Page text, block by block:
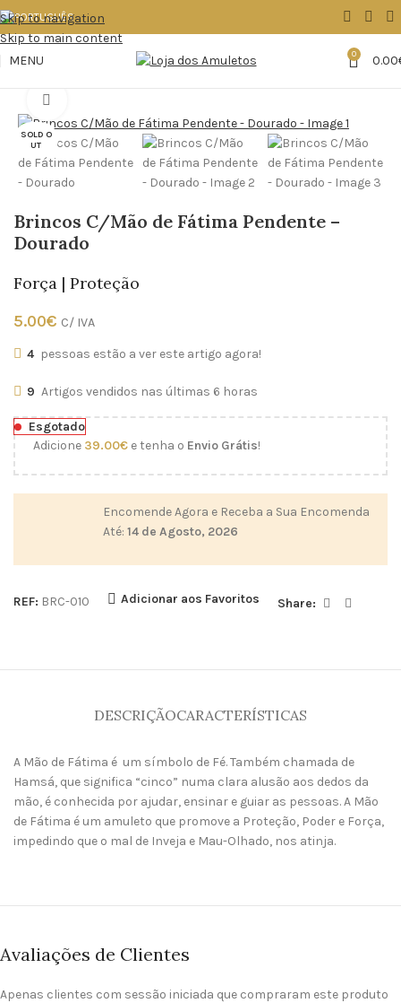
Skip to navigation
Skip to main content
MENU
0 0.00
SOLD O
UT
Brincos C/Mão de Fátima Pendente –
Dourado
Força | Proteção
5.00€ C/ IVA
4 pessoas estão a ver este artigo agora!
9 Artigos vendidos nas últimas 6 horas
Esgotado
Adicione 39.00€ e tenha o Envio Grátis!
Encomende Agora e Receba a Sua Encomenda
Até: 14 de Agosto, 2026
REF: BRC-010 Adicionar aos Favoritos Share:
DESCRIÇÃOCARACTERÍSTICAS
A Mão de Fátima é um símbolo de Fé. Também chamada de
Hamsá, que significa “cinco” numa clara alusão aos dedos da
mão, é conhecida por ajudar, ensinar e guiar as pessoas. A Mão
de Fátima é um amuleto que promove a Proteção, Poder e Força,
impedindo que o mal de Inveja e Mau-Olhado, nos atinja.
Avaliações de Clientes
Apenas clientes com sessão iniciada que compraram este produto